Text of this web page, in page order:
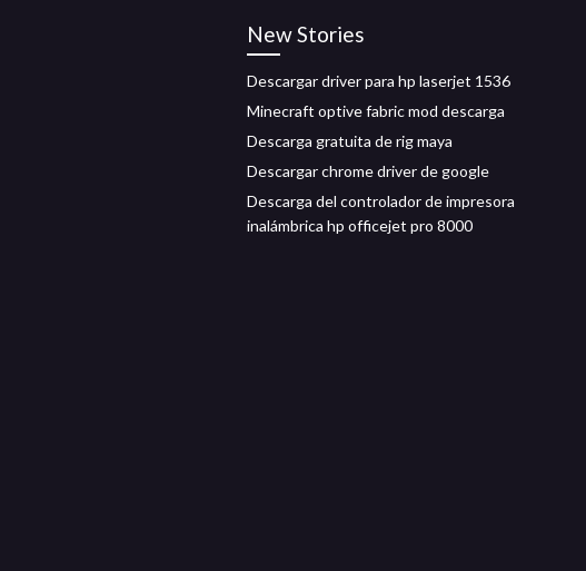
New Stories
Descargar driver para hp laserjet 1536
Minecraft optive fabric mod descarga
Descarga gratuita de rig maya
Descargar chrome driver de google
Descarga del controlador de impresora
inalámbrica hp officejet pro 8000